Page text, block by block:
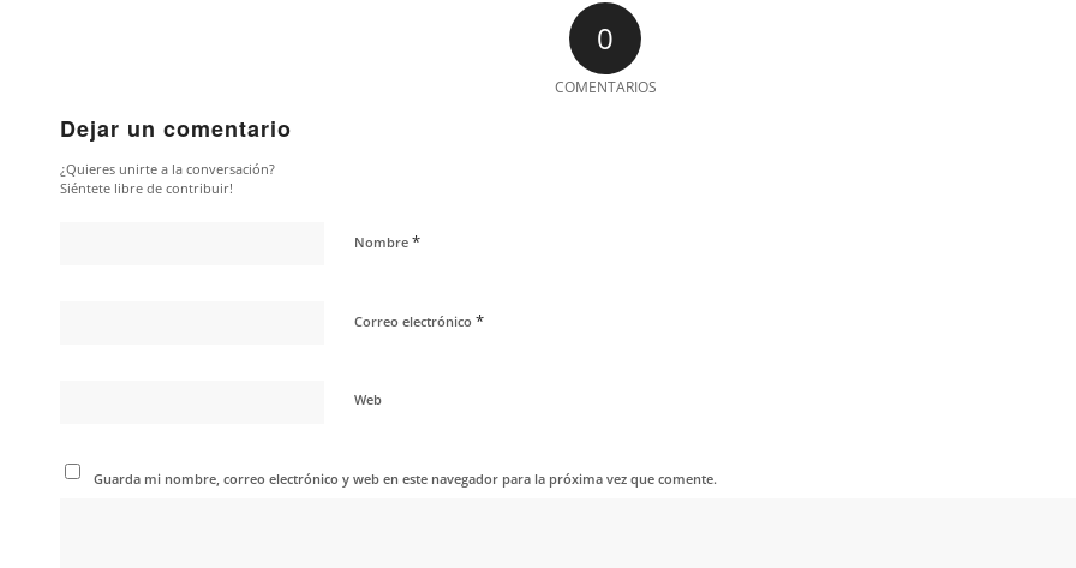
0
COMENTARIOS
Dejar un comentario
¿Quieres unirte a la conversación?
Siéntete libre de contribuir!
Nombre *
Correo electrónico *
Web
Guarda mi nombre, correo electrónico y web en este navegador para la próxima vez que comente.